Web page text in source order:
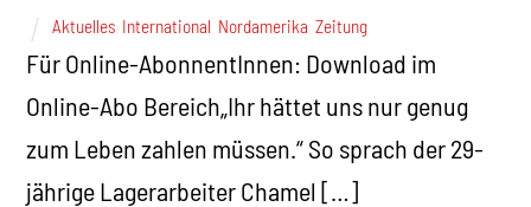
Aktuelles International Nordamerika ,Zeitung
Für Online-AbonnentInnen: Download im
Online-Abo Bereich„Ihr hättet uns nur genug
zum Leben zahlen müssen.“ So sprach der 29-
jährige Lagerarbeiter Chamel […]